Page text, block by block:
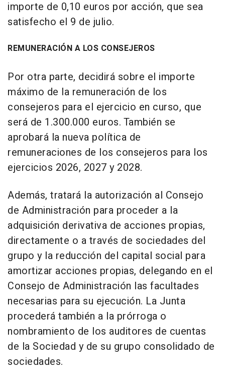
importe de 0,10 euros por acción, que sea
satisfecho el 9 de julio.
REMUNERACIÓN A LOS CONSEJEROS
Por otra parte, decidirá sobre el importe
máximo de la remuneración de los
consejeros para el ejercicio en curso, que
será de 1.300.000 euros. También se
aprobará la nueva política de
remuneraciones de los consejeros para los
ejercicios 2026, 2027 y 2028.
Además, tratará la autorización al Consejo
de Administración para proceder a la
adquisición derivativa de acciones propias,
directamente o a través de sociedades del
grupo y la reducción del capital social para
amortizar acciones propias, delegando en el
Consejo de Administración las facultades
necesarias para su ejecución. La Junta
procederá también a la prórroga o
nombramiento de los auditores de cuentas
de la Sociedad y de su grupo consolidado de
sociedades.